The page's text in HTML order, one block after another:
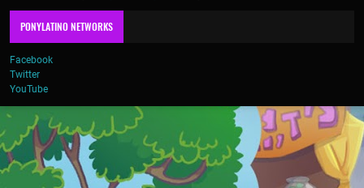
PONYLATINO NETWORKS
Facebook
Twitter
YouTube